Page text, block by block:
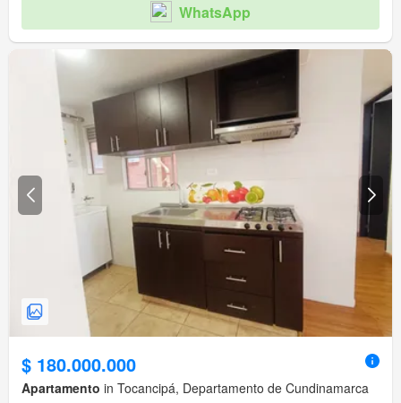
WhatsApp
$ 180.000.000
Apartamento in Tocancipá, Departamento de Cundinamarca